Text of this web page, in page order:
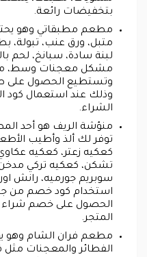
بتخفيضات رائعة.
مطعم مطبقاتي وهو
متبل، ورق عنب، تبولة،
لبنة سادة، سبانخ، لحم
مشكل معجنات وسط،
وتستطيع الحصول على
وذلك عند استعمال كود
الشراء.
منؤشة الريف هو أحد
توفر لك ألذ وأطيب
كعكيه زعتر، كعكيه
تشكن، كعكيه تركي
سوبريم جورميه، رانش
استخدام كود خصم من
الحصول على خصم شراء
المتجر.
مطعم فران الشام وهو
الفطائر والمعجنات